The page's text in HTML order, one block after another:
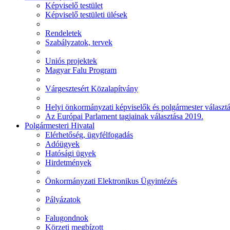
Képviselő testület
Képviselő testületi ülések
Rendeletek
Szabályzatok, tervek
Uniós projektek
Magyar Falu Program
Várgesztesért Közalapítvány
Helyi önkormányzati képviselők és polgármester
Az Európai Parlament tagjainak választása 2019.
Polgármesteri Hivatal
Elérhetőség, ügyfélfogadás
Adóügyek
Hatósági ügyek
Hirdetmények
Önkormányzati Elektronikus Ügyintézés
Pályázatok
Falugondnok
Körzeti megbízott